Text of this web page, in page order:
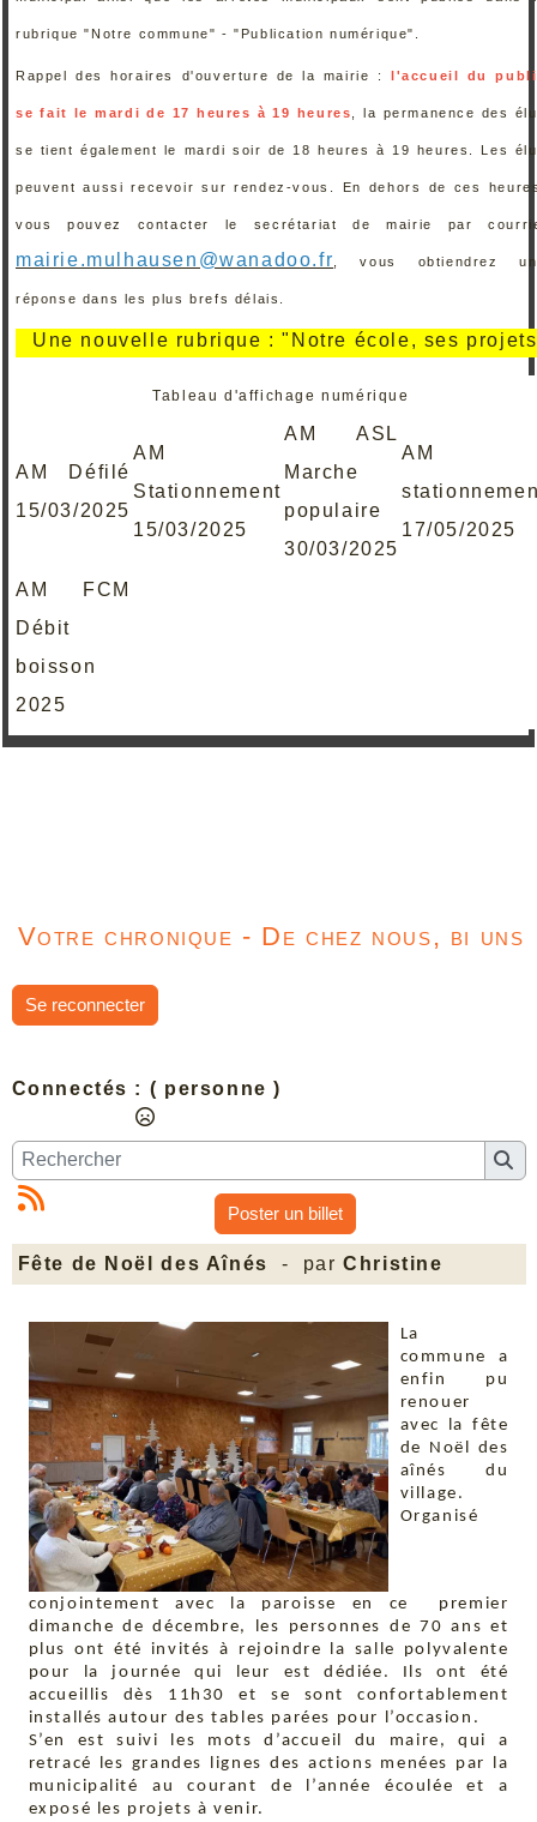
rubrique "Notre commune" - "Publication numérique".
Rappel des horaires d'ouverture de la mairie : l'accueil du
se fait le mardi de 17 heures à 19 heures , la permanence des
se tient également le mardi soir de 18 heures à 19 heures. Les
peuvent aussi recevoir sur rendez-vous. En dehors de ces
vous pouvez contacter le secrétariat de mairie par
mairie.mulhausen@wanadoo.fr , vous obtiendrez
réponse dans les plus brefs délais.
nouvelle rubrique : "Notre école, ses projets,
Tableau d'affichage numérique
AM Défilé
15/03/2025
AM
Stationnement
15/03/2025
AM ASL
Marche
populaire
30/03/2025
AM
17/05/2025
AM FCM
Débit
boisson
2025
Votre chronique - De chez nous, bi uns
Se reconnecter
Connectés : ( personne )
Poster un billet
Fête de Noël des Aînés - parChristine
La
commune a
enfin pu
renouer
avec la fête
de Noël des
aînés du
village.
Organisé
conjointement avec la paroisse en ce premier
dimanche de décembre, les personnes de 70 ans et
plus ont été invités à rejoindre la salle polyvalente
pour la journée qui leur est dédiée. Ils ont été
accueillis dès 11h30 et se sont confortablement
installés autour des tables parées pour l’occasion.
S’en est suivi les mots d’accueil du maire, qui a
retracé les grandes lignes des actions menées par la
municipalité au courant de l’année écoulée et a
exposé les projets à venir.